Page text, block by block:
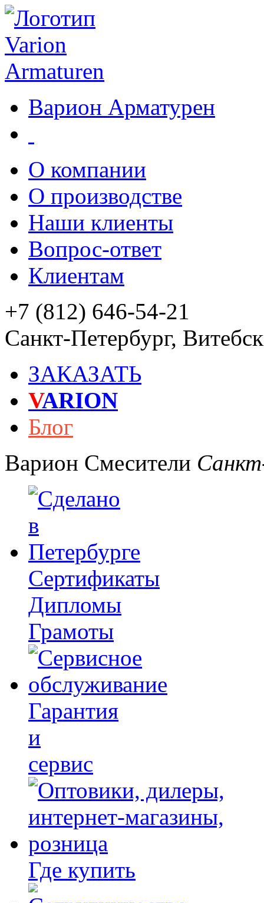
Варион Арматурен
О компании
О производстве
Наши клиенты
Вопрос-ответ
Клиентам
+7 (812) 646-54-21
Санкт-Петербург,
ЗАКАЗАТЬ
VARION
Блог
Варион Смесители
Сертификаты
Дипломы
Грамоты
Гарантия
и
сервис
Где купить